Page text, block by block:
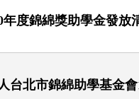
年度錦綿獎助學金發放
台北市錦綿助學基金